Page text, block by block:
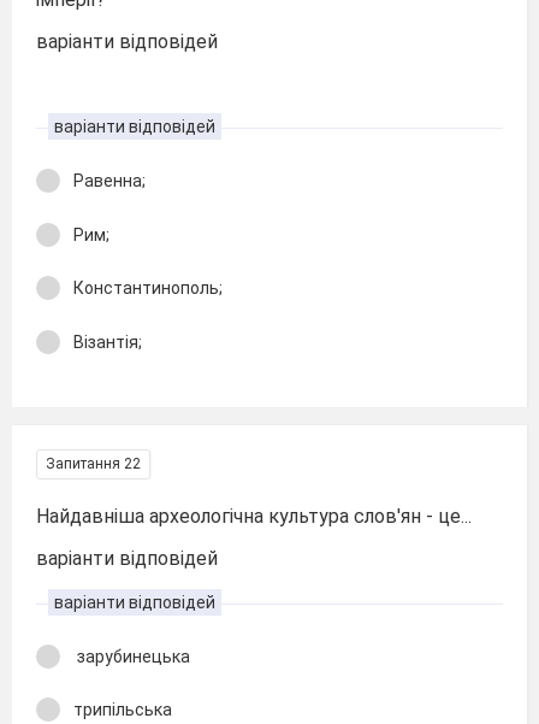
варіанти відповідей
варіанти відповідей
Равенна;
Рим;
Константинополь;
Візантія;
Запитання 22
Найдавніша археологічна культура слов'ян - це...
варіанти відповідей
варіанти відповідей
зарубинецька
трипільська